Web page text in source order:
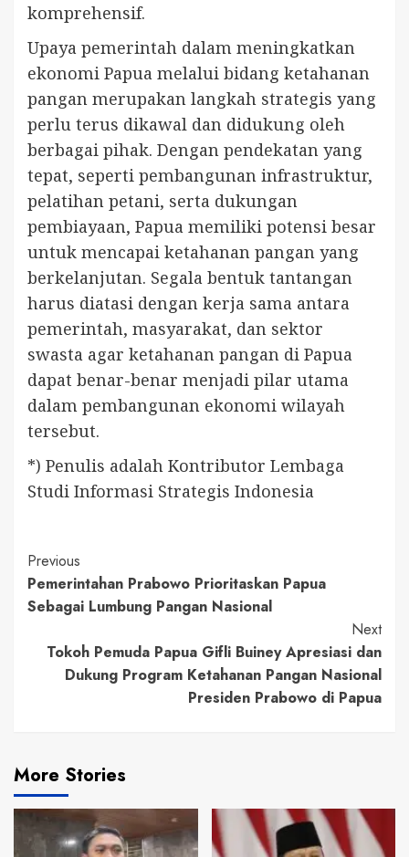
komprehensif.
Upaya pemerintah dalam meningkatkan
ekonomi Papua melalui bidang ketahanan
pangan merupakan langkah strategis yang
perlu terus dikawal dan didukung oleh
berbagai pihak. Dengan pendekatan yang
tepat, seperti pembangunan infrastruktur,
pelatihan petani, serta dukungan
pembiayaan, Papua memiliki potensi besar
untuk mencapai ketahanan pangan yang
berkelanjutan. Segala bentuk tantangan
harus diatasi dengan kerja sama antara
pemerintah, masyarakat, dan sektor
swasta agar ketahanan pangan di Papua
dapat benar-benar menjadi pilar utama
dalam pembangunan ekonomi wilayah
tersebut.
*) Penulis adalah Kontributor Lembaga
Studi Informasi Strategis Indonesia
Continue
Reading
Previous
Pemerintahan Prabowo Prioritaskan Papua
Sebagai Lumbung Pangan Nasional
Next
Tokoh Pemuda Papua Gifli Buiney Apresiasi dan
Dukung Program Ketahanan Pangan Nasional
Presiden Prabowo di Papua
More Stories